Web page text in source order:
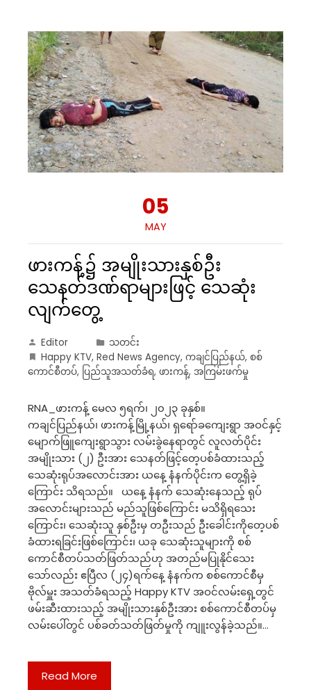
05
MAY
ဖားကန့်၌ အမျိုးသားနှစ်ဦး
သေနတ်ဒဏ်ရာများဖြင့် သေဆုံး
လျက်တွေ့
Editor
သတင်း
Happy KTV, Red News Agency, ကချင်ပြည်နယ်, စစ်
ကောင်စီတပ်, ပြည်သူအသတ်ခံရ, ဖားကန့်, အကြမ်းဖက်မှု
RNA_ဖားကန့် မေလ ၅ရက်၊ ၂၀၂၃ ခုနှစ်။
ကချင်ပြည်နယ်၊ ဖားကန့်မြို့နယ်၊ ရှရော်ခကျေးရွာ အဝင်နှင့်
မျောက်ဖြူကျေးရွာသွား လမ်းခွဲနေရာတွင် လူလတ်ပိုင်း
အမျိုးသား (၂) ဦးအား သေနတ်ဖြင့်တေ့ပစ်ခံထားသည့်
သေဆုံးရုပ်အလောင်းအား ယနေ့ နံနက်ပိုင်းက တွေ့ရှိခဲ့
ကြောင်း သိရသည်။ ယနေ့ နံနက် သေဆုံးနေသည့် ရုပ်
အလောင်းများသည် မည်သူဖြစ်ကြောင်း မသိရှိရသေး
ကြောင်း၊ သေဆုံးသူ နှစ်ဦးမှ တဦးသည် ဦးခေါင်းကိုတေ့ပစ်
ခံထားရခြင်းဖြစ်ကြောင်း၊ ယခု သေဆုံးသူများကို စစ်
ကောင်စီတပ်သတ်ဖြတ်သည်ဟု အတည်မပြုနိုင်သေး
သော်လည်း ဧပြီလ (၂၄)ရက်နေ့ နံနက်က စစ်ကောင်စီမှ
ဗိုလ်မှူး ‌အသတ်ခံရသည့် Happy KTV အဝင်လမ်းရှေ့တွင်
ဖမ်းဆီးထားသည့် အမျိုးသားနှစ်ဦးအား စစ်ကောင်စီတပ်မှ
လမ်းပေါ်တွင် ပစ်ခတ်သတ်ဖြတ်မှုကို ကျူးလွန်ခဲ့သည်။…
Read More